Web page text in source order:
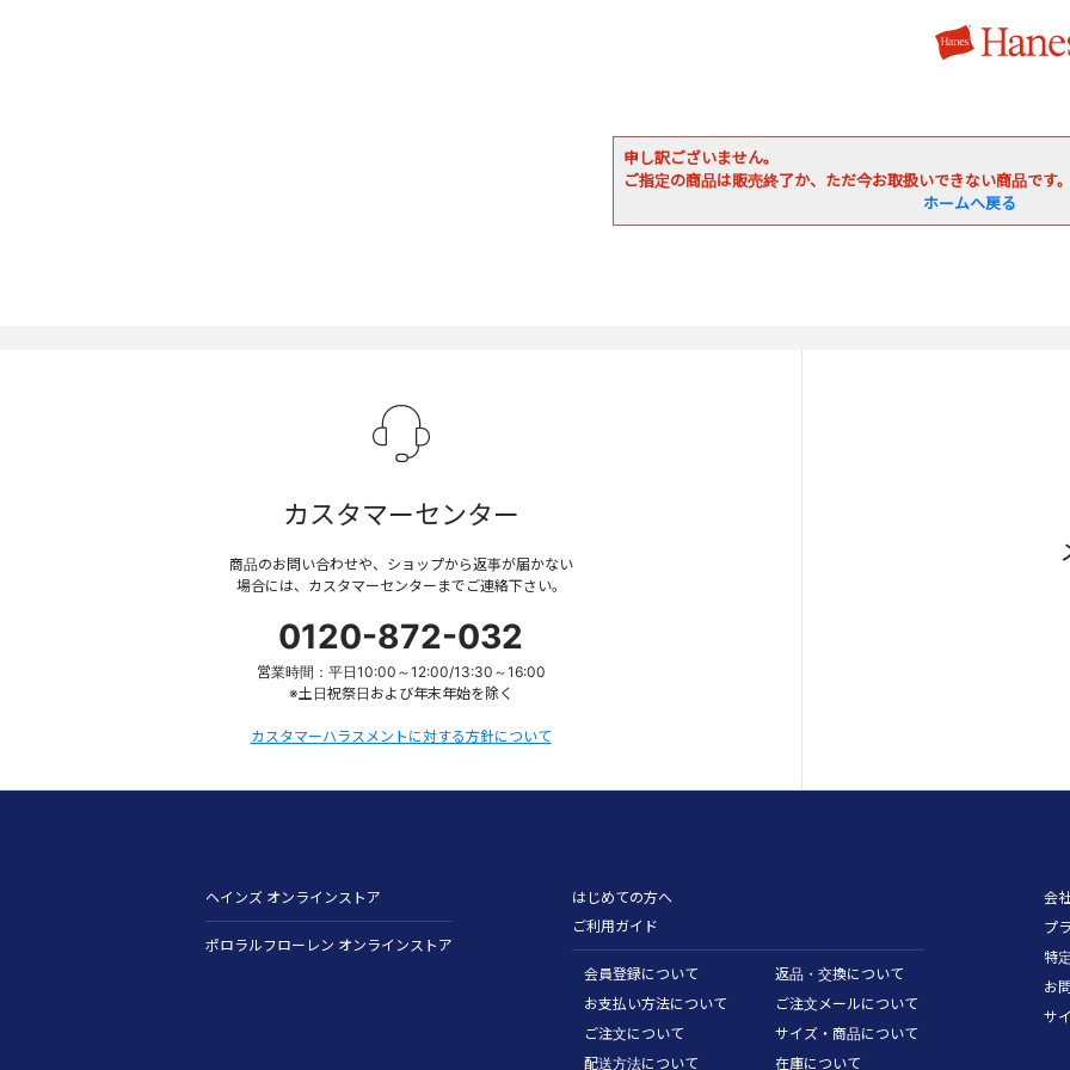
申し訳ございません。
ご指定の商品は販売終了か、ただ今お取扱いできない商品です
ホームへ戻る
カスタマーセンター
商品のお問い合わせや、ショップから返事が届かない
場合には、カスタマーセンターまでご連絡下さい。
0120-872-032
営業時間：平日10:00～12:00/13:30～16:00
※土日祝祭日および年末年始を除く
カスタマーハラスメントに対する方針について
ヘインズ オンラインストア
ポロラルフローレン オンラインストア
はじめての方へ
ご利用ガイド
会員登録について
お支払い方法について
ご注文について
配送方法について
返品・交換について
ご注文メールについて
サイズ・商品について
在庫について
会
プ
特
お
サ